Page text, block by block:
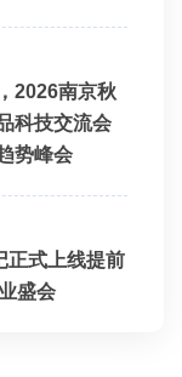
2026南京秋
科技交流会
势峰会
正式上线提前
盛会